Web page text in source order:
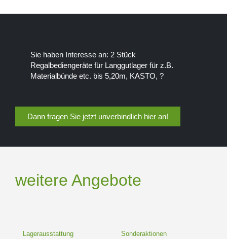
Sie haben Interesse an: 2 Stück
Regalbediengeräte für Langgutlager für z.B.
Materialbünde etc. bis 5,20m, KASTO, ?
Dann fragen Sie jetzt unverbindlich hier an!
weitere Angebote
Lagerausstattung Sonderaktionen